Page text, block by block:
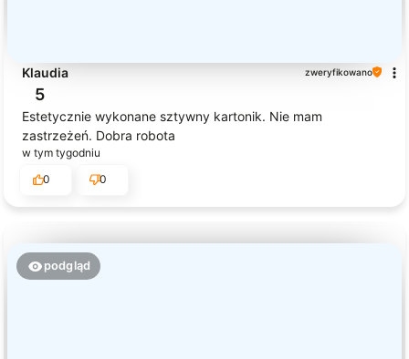
Klaudia zweryfikowano
5
Estetycznie wykonane sztywny kartonik. Nie mam
zastrzeżeń. Dobra robota
w tym tygodniu
0
0
podgląd